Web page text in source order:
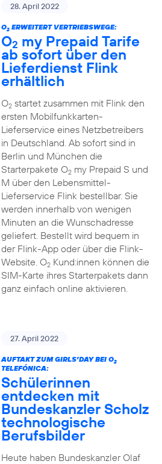
28. April 2022
O2ERWEITERT VERTRIEBSWEGE:
O2 my Prepaid Tarife
ab sofort über den
Lieferdienst Flink
erhältlich
O2startet zusammen mit Flink den
ersten Mobilfunkkarten-
Lieferservice eines Netzbetreibers
in Deutschland. Ab sofort sind in
Berlin und München die
Starterpakete O2my Prepaid S und
M über den Lebensmittel-
Lieferservice Flink bestellbar. Sie
werden innerhalb von wenigen
Minuten an die Wunschadresse
geliefert. Bestellt wird bequem in
der Flink-App oder über die Flink-
Website. O2Kund:innen können die
SIM-Karte ihres Starterpakets dann
ganz einfach online aktivieren.
27. April 2022
AUFTAKT ZUM GIRLS’DAY BEI O2
TELEFÓNICA:
Schülerinnen
entdecken mit
Bundeskanzler Scholz
technologische
Berufsbilder
Heute haben Bundeskanzler Olaf